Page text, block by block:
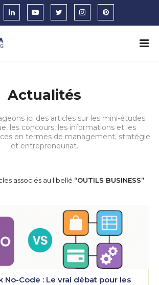
Actualités
ici des articles sur les mini-études
les concours, les informations et les
en termes de management, stratégie
et entrepreneuriat.
associés au libellé
OUTILS BUSINESS
No-Code : Le vrai débat pour les